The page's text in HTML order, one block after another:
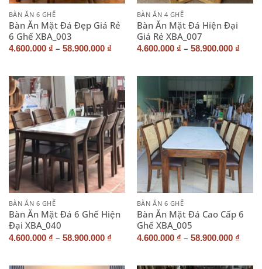
BÀN ĂN 6 GHẾ
Bàn Ăn Mặt Đá Đẹp Giá Rẻ
6 Ghế XBA_003
4.600.000 ₫ – 58.900.000 ₫
BÀN ĂN 4 GHẾ
Bàn Ăn Mặt Đá Hiện Đại
Giá Rẻ XBA_007
4.600.000 ₫ – 58.900.000 ₫
BÀN ĂN 6 GHẾ
Bàn Ăn Mặt Đá 6 Ghế Hiện
Đại XBA_040
4.600.000 ₫ – 58.900.000 ₫
BÀN ĂN 6 GHẾ
Bàn Ăn Mặt Đá Cao Cấp 6
Ghế XBA_005
4.600.000 ₫ – 58.900.000 ₫